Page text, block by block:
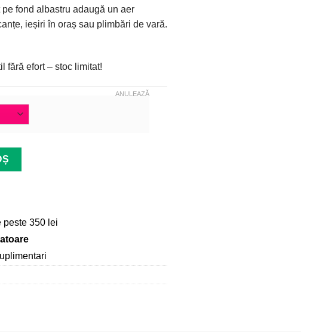
fond albastru adaugă un aer
ieșiri în oraș sau plimbări de vară.
fără efort – stoc limitat!
ANULEAZĂ
Floral, Albastru
peste 350 lei